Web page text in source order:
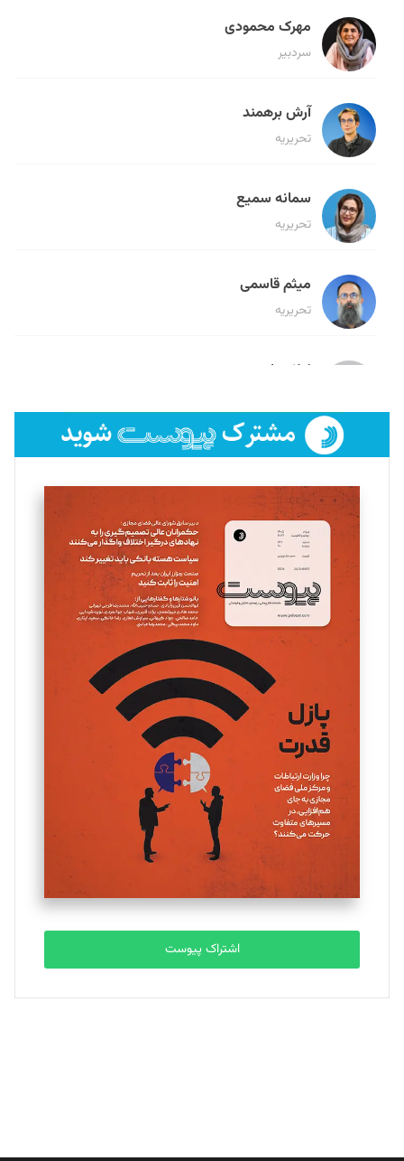
مهرک محمودی
سردبیر
آرش برهمند
تحریریه
سمانه سمیع
تحریریه
میثم قاسمی
تحریریه
لیلا حنارود
فائزه فتحی رستمی
تحریریه
سروش کرمیان
تحریریه
مینا پاکدل
یسنا امان‌پور
تحریریه
ملینا جعفری
تحریریه
مصطفی مسجدی آرانی
تحریریه
بابک نقاش
تحریریه
اشتراک پیوست